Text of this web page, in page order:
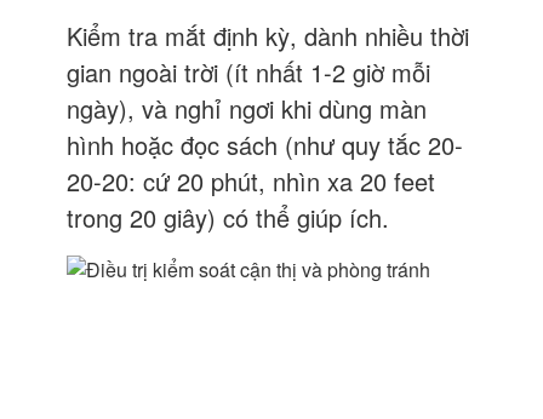
Kiểm tra mắt định kỳ, dành nhiều thời
gian ngoài trời (ít nhất 1-2 giờ mỗi
ngày), và nghỉ ngơi khi dùng màn
hình hoặc đọc sách (như quy tắc 20-
20-20: cứ 20 phút, nhìn xa 20 feet
trong 20 giây) có thể giúp ích.